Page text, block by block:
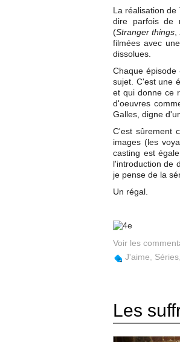
La réalisation de
dire parfois de
(Stranger things ,
filmées avec
dissolues.
Chaque
sujet. C'est une
et qui donne ce
d'oeuvres
Galles, digne
C'est sûrement
images (les
casting est
l'introduction de
je pense de la
Un régal.
Voir les
J'aime
Séries
Les